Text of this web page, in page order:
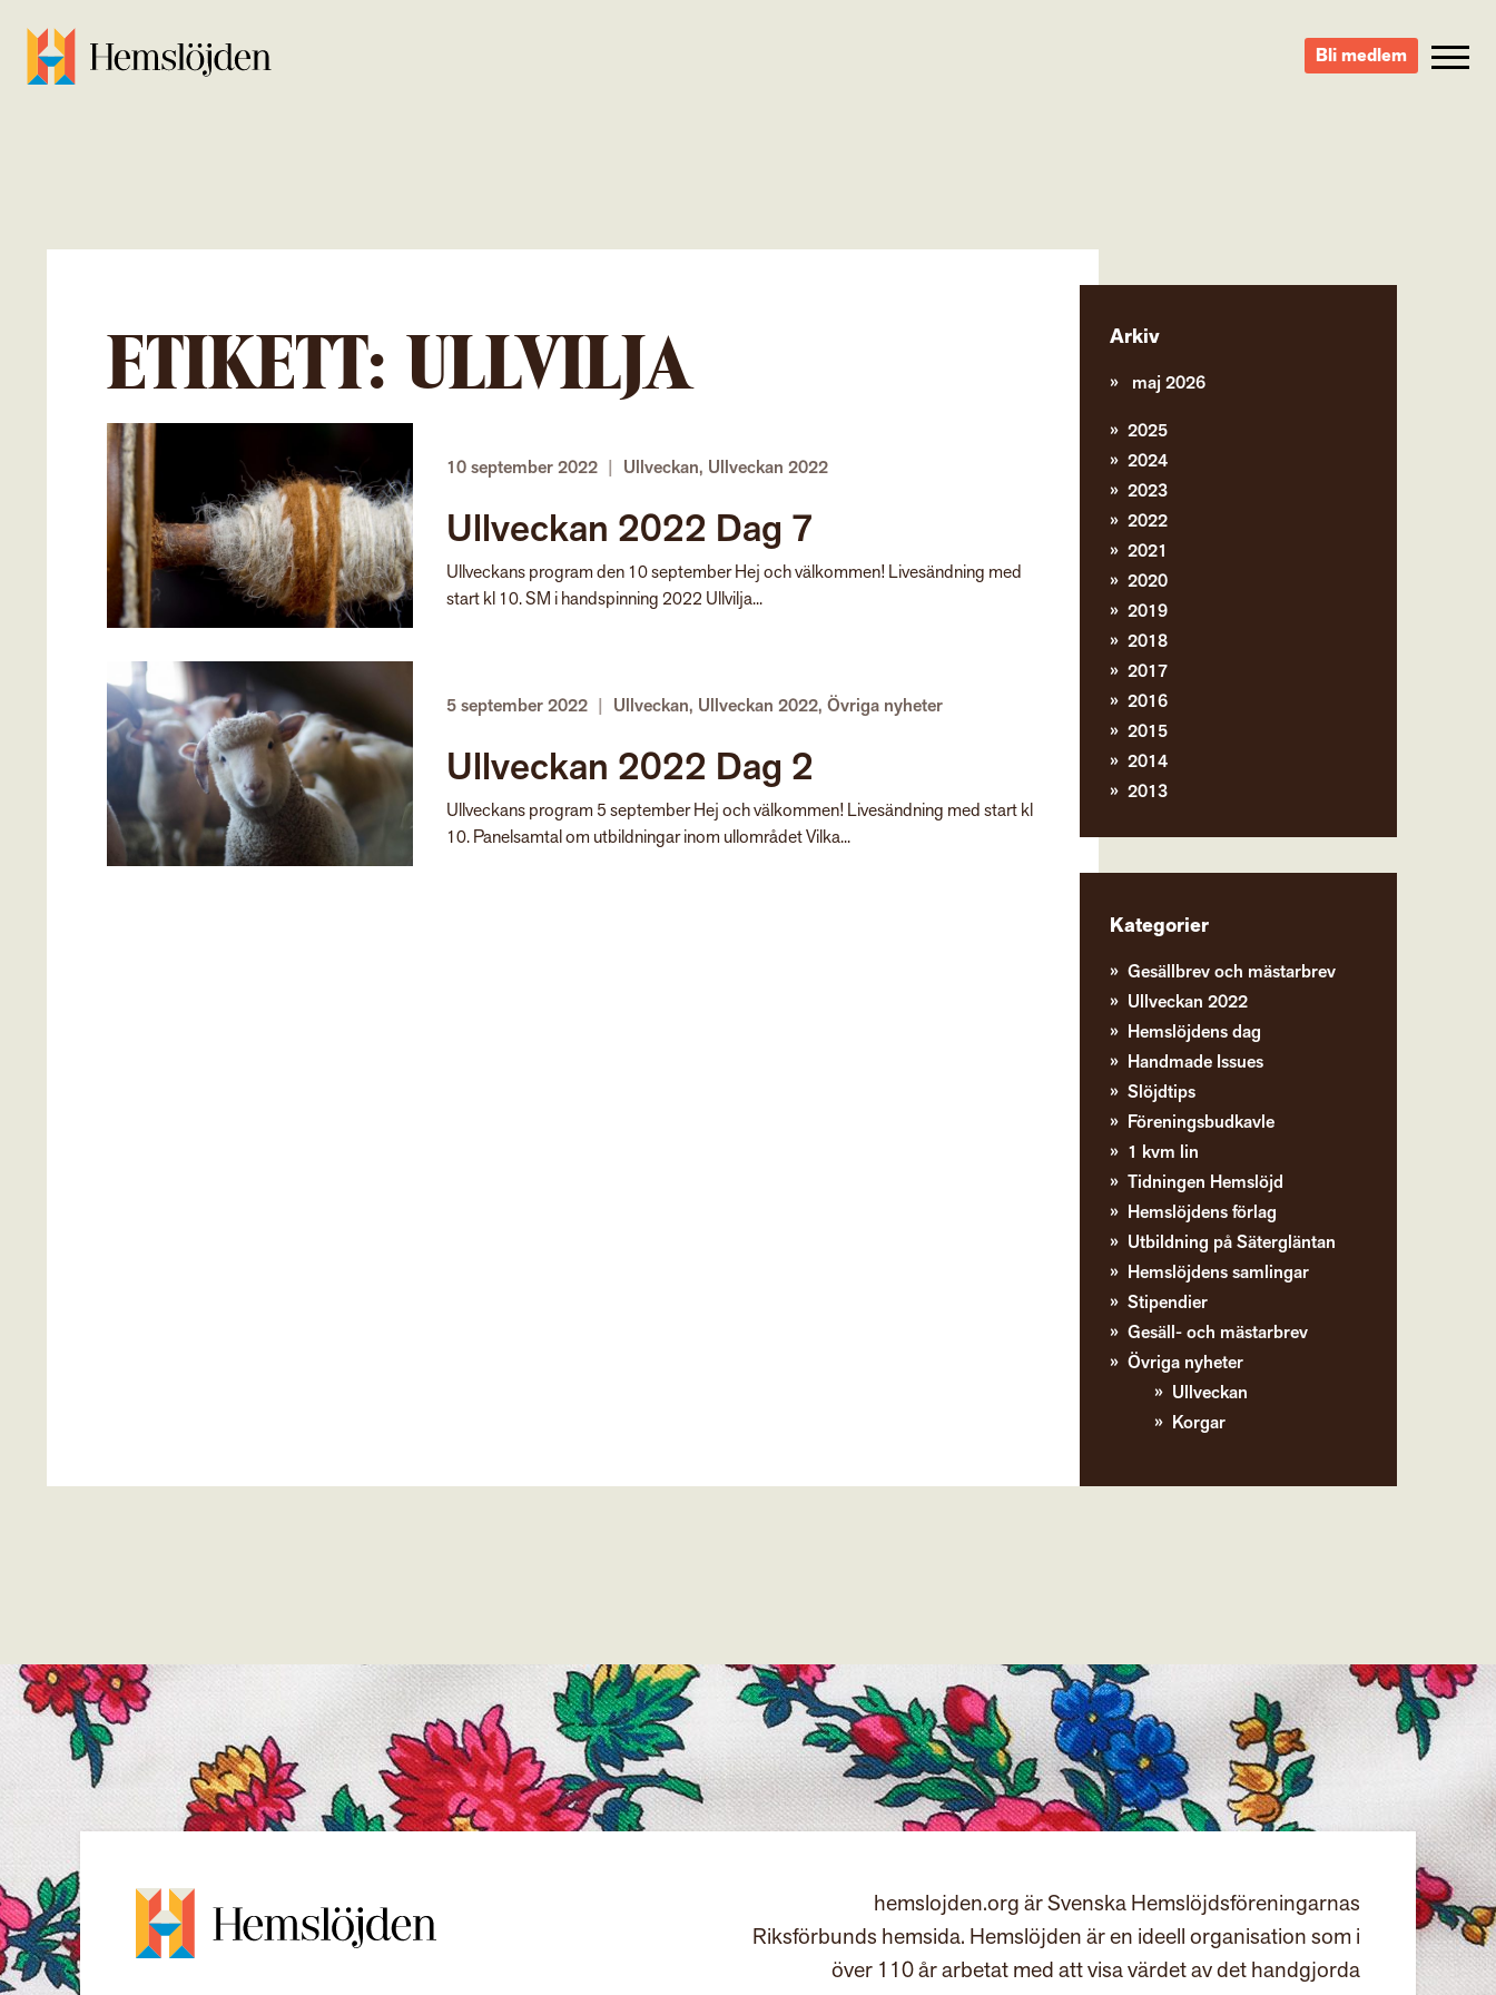
Bli medlem
ETIKETT: ULLVILJA
10 september 2022 Ullveckan, Ullveckan 2022
Ullveckan 2022 Dag 7
Ullveckans program den 10 september Hej och välkommen! Livesändning med
start kl 10. SM i handspinning 2022 Ullvilja...
5 september 2022 Ullveckan, Ullveckan 2022, Övriga nyheter
Ullveckan 2022 Dag 2
Ullveckans program 5 september Hej och välkommen! Livesändning med start kl
10. Panelsamtal om utbildningar inom ullområdet Vilka...
Arkiv
maj 2026
2025
2024
2023
2022
2021
2020
2019
2018
2017
2016
2015
2014
2013
Kategorier
Gesällbrev och mästarbrev
Ullveckan 2022
Hemslöjdens dag
Handmade Issues
Slöjdtips
Föreningsbudkavle
1 kvm lin
Tidningen Hemslöjd
Hemslöjdens förlag
Utbildning på Sätergläntan
Hemslöjdens samlingar
Stipendier
Gesäll- och mästarbrev
Övriga nyheter
Ullveckan
Korgar
hemslojden.org är Svenska Hemslöjdsföreningarnas
Riksförbunds hemsida. Hemslöjden är en ideell organisation som i
över 110 år arbetat med att visa värdet av det handgjorda